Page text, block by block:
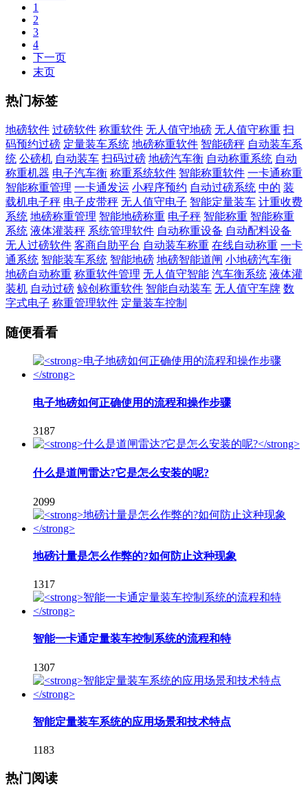
1
2
3
4
下一页
末页
热门标签
地磅软件 过磅软件 称重软件 无人值守地磅 无人值守称重 扫
码预约过磅 定量装车系统 地磅称重软件 智能磅秤 自动装车系
统 公磅机 自动装车 扫码过磅 地磅汽车衡 自动称重系统 自动
称重机器 电子汽车衡 称重系统软件 智能称重软件 一卡通称重
智能称重管理 一卡通发运 小程序预约 自动过磅系统 中的 装
载机电子秤 电子皮带秤 无人值守电子 智能定量装车 计重收费
系统 地磅称重管理 智能地磅称重 电子秤 智能称重 智能称重
系统 液体灌装秤 系统管理软件 自动称重设备 自动配料设备
无人过磅软件 客商自助平台 自动装车称重 在线自动称重 一卡
通系统 智能装车系统 智能地磅 地磅智能道闸 小地磅汽车衡
地磅自动称重 称重软件管理 无人值守智能 汽车衡系统 液体灌
装机 自动过磅 鲸创称重软件 智能自动装车 无人值守车牌 数
字式电子 称重管理软件 定量装车控制
随便看看
电子地磅如何正确使用的流程和操作步骤
3187
什么是道闸雷达?它是怎么安装的呢?
2099
地磅计量是怎么作弊的?如何防止这种现象
1317
智能一卡通定量装车控制系统的流程和特
1307
智能定量装车系统的应用场景和技术特点
1183
热门阅读